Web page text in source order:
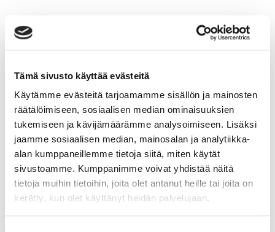
Tämä sivusto käyttää evästeitä
Käytämme evästeitä tarjoamamme sisällön ja mainosten
räätälöimiseen, sosiaalisen median ominaisuuksien
tukemiseen ja kävijämäärämme analysoimiseen. Lisäksi
jaamme sosiaalisen median, mainosalan ja analytiikka-
alan kumppaneillemme tietoja siitä, miten käytät
sivustoamme. Kumppanimme voivat yhdistää näitä
tietoja muihin tietoihin, joita olet antanut heille tai joita on
kerätty, kun olet käyttänyt heidän palvelujaan.
Aikuistuminen tarkoittaa myös muutoksia liikkumiseen,
sillä 18-vuotiasta nuorta koskevat aikuisten liikkumisen
lisäksi keho ja mieli tarvitsevat kevyttä liikuskelua,
paikallaanolon tauottamista ja palauttavaa unta.
Nuori, pyhitä aikaa unelle
Riittävä määrä unta luo tärkeän pohjan hyvinvoinnille,
jaksamiselle ja itsestä huolehtimiselle. Väsyneenä on
vaikeampaa keskittyä opintoihin tai töihin, huolehtia
riittävästä liikkumisesta tai terveellisestä